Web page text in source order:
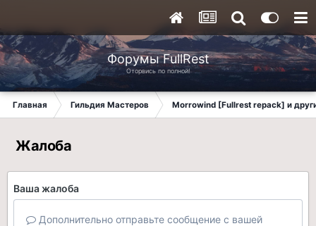
Форумы FullRest
Оторвись по полной!
Главная Гильдия Мастеров Morrowind [Fullrest repack] и
Жалоба
Ваша жалоба
Дополнительно отправьте сообщение с вашей